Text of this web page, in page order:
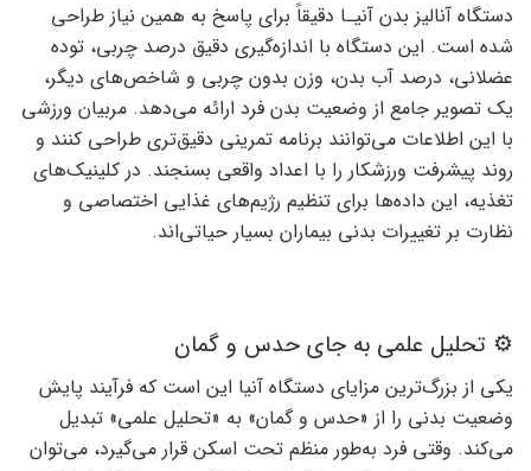
دستگاه آنالیز بدن آنیـا دقیقاً برای پاسخ به همین نیاز طراحی
شده است. این دستگاه با اندازه‌گیری دقیق درصد چربی، توده
عضلانی، درصد آب بدن، وزن بدون چربی و شاخص‌های دیگر،
یک تصویر جامع از وضعیت بدن فرد ارائه می‌دهد. مربیان ورزشی
با این اطلاعات می‌توانند برنامه تمرینی دقیق‌تری طراحی کنند و
روند پیشرفت ورزشکار را با اعداد واقعی بسنجند. در کلینیک‌های
تغذیه، این داده‌ها برای تنظیم رژیم‌های غذایی اختصاصی و
نظارت بر تغییرات بدنی بیماران بسیار حیاتی‌اند.
⚙️ تحلیل علمی به جای حدس و گمان
یکی از بزرگ‌ترین مزایای دستگاه آنیا این است که فرآیند پایش
وضعیت بدنی را از «حدس و گمان» به «تحلیل علمی» تبدیل
می‌کند. وقتی فرد به‌طور منظم تحت اسکن قرار می‌گیرد، می‌توان